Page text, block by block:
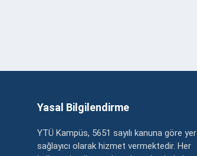
Yasal Bilgilendirme
YTÜ Kampüs, 5651 sayılı kanuna göre yer
sağlayıcı olarak hizmet vermektedir. Her